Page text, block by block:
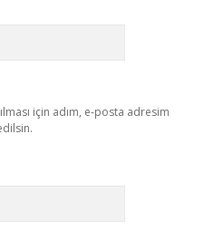
için adım, e-posta adresim